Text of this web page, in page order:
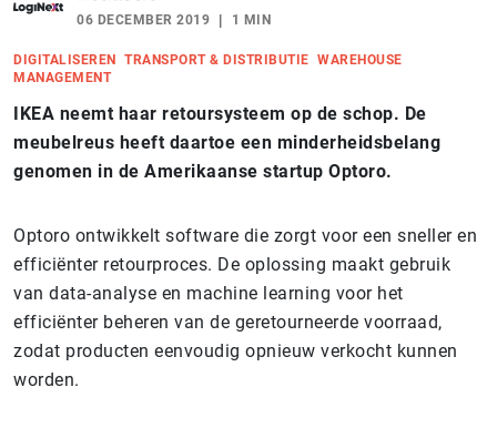
06 DECEMBER 2019 1 MIN
DIGITALISEREN TRANSPORT & DISTRIBUTIE WAREHOUSE
MANAGEMENT
IKEA neemt haar retoursysteem op de schop. De
meubelreus heeft daartoe een minderheidsbelang
genomen in de Amerikaanse startup Optoro.
Optoro ontwikkelt software die zorgt voor een sneller en
efficiënter retourproces. De oplossing maakt gebruik
van data-analyse en machine learning voor het
efficiënter beheren van de geretourneerde voorraad,
zodat producten eenvoudig opnieuw verkocht kunnen
worden.